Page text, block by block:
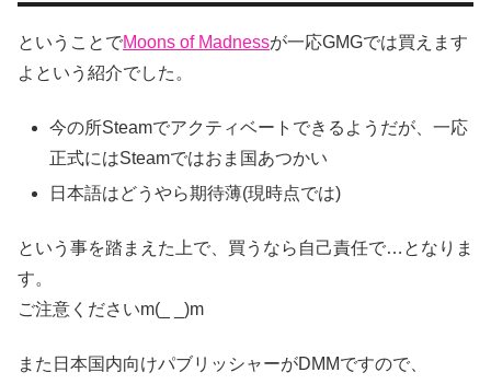
ということでMoons of Madnessが一応GMGでは買えます
よという紹介でした。
今の所Steamでアクティベートできるようだが、一応
正式にはSteamではおま国あつかい
日本語はどうやら期待薄(現時点では)
という事を踏まえた上で、買うなら自己責任で…となりま
す。
ご注意くださいm(_ _)m
また日本国内向けパブリッシャーがDMMですので、